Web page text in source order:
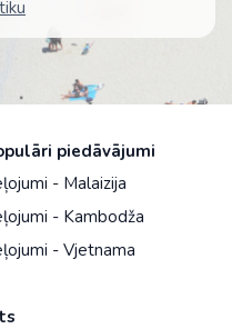
piedāvājumi
- Malaizija
- Kambodža
- Vjetnama